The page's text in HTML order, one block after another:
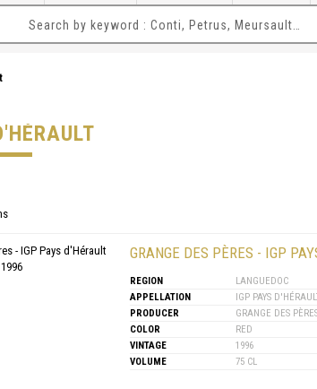
GRANGE DES PÈRES - IGP
REGION
LANGUEDOC
APPELLATION
IGP PAYS
PRODUCER
GRANGE DES
COLOR
RED
VINTAGE
1996
VOLUME
75 CL